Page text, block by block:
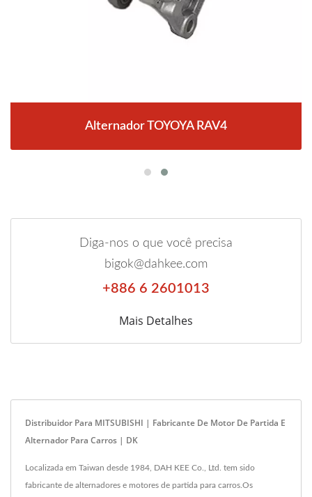
Alternador TOYOYA RAV4
Diga-nos o que você precisa
bigok@dahkee.com
+886 6 2601013
Mais Detalhes
Distribuidor Para MITSUBISHI | Fabricante De Motor De Partida E
Alternador Para Carros | DK
Localizada em Taiwan desde 1984, DAH KEE Co., Ltd. tem sido
fabricante de alternadores e motores de partida para carros.Os